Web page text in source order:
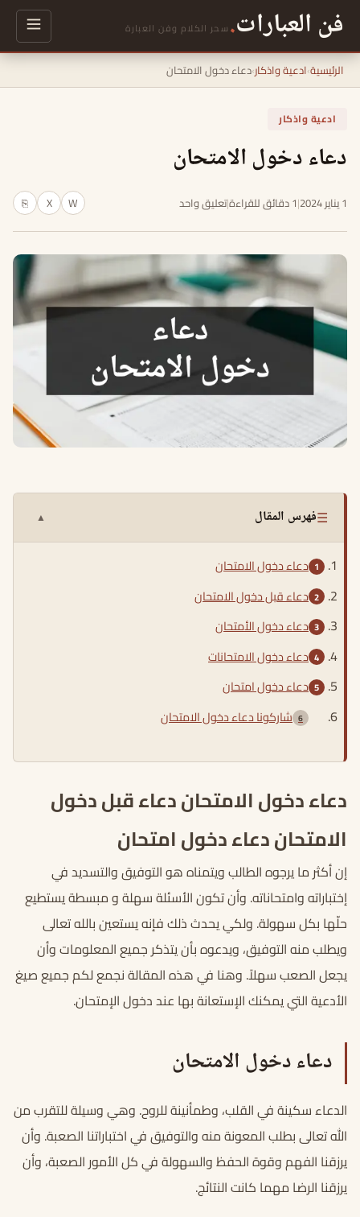
فن العبارات. سحر الكلام وفن العبارة
الرئيسية›ادعية واذكار›دعاء دخول الامتحان
ادعية واذكار
دعاء دخول الامتحان
1 يناير 2024 |1 دقائق للقراءة |تعليق واحد W
X
⎘
☰فهرس المقال ▲
دعاء دخول الامتحان
دعاء قبل دخول الامتحان
دعاء دخول الأمتحان
دعاء دخول الامتحانات
دعاء دخول امتحان
شاركونا دعاء دخول الامتحان
دعاء دخول الامتحان دعاء قبل دخول
الامتحان دعاء دخول امتحان
إن أكثر ما يرجوه الطالب ويتمناه هو التوفيق والتسديد في
إختباراته وامتحاناته. وأن تكون الأسئلة سهلة و مبسطة يستطيع
حلّها بكل سهولة. ولكي يحدث ذلك فإنه يستعين بالله تعالى
ويطلب منه التوفيق، ويدعوه بأن يتذكر جميع المعلومات وأن
يجعل الصعب سهلاً. وهنا في هذه المقالة نجمع لكم جميع صيغ
الأدعية التي يمكنك الإستعانة بها عند دخول الإمتحان.
دعاء دخول الامتحان
الدعاء سكينة في القلب، وطمأنينة للروح. وهي وسيلة للتقرب من
الله تعالى بطلب المعونة منه والتوفيق في اختباراتنا الصعبة. وأن
يرزقنا الفهم وقوة الحفظ والسهولة في كل الأمور الصعبة، وأن
يرزقنا الرضا مهما كانت النتائج.